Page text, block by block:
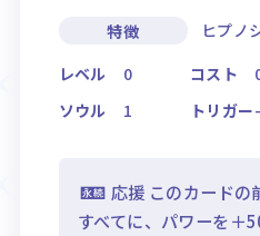
特徴
ヒプノ
レベル
0 コスト
ソウル
1 トリガー-
応援 このカードの
すべてに、パワーを＋